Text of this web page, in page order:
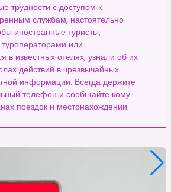
трудности с доступом к
службам, настоятельно
иностранные туристы,
или
в известных отелях, узнали об их
действий в чрезвычайных
информации. Всегда держите
телефон и сообщайте кому-
поездок и местонахождении.